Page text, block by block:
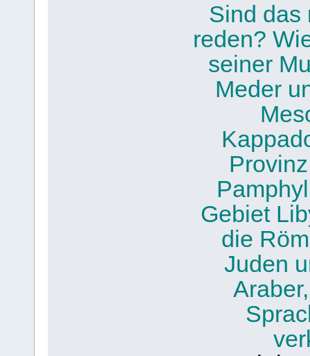
Sind das
reden?
seiner
Meder
Gebiet
die
Juden